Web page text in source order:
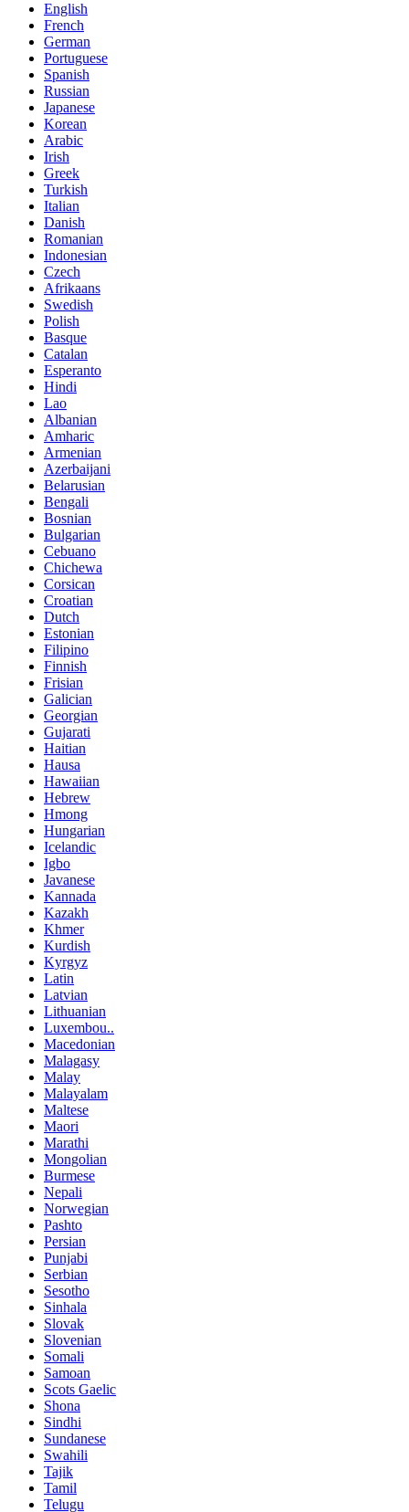
English
French
German
Portuguese
Spanish
Russian
Japanese
Korean
Arabic
Irish
Greek
Turkish
Italian
Danish
Romanian
Indonesian
Czech
Afrikaans
Swedish
Polish
Basque
Catalan
Esperanto
Hindi
Lao
Albanian
Amharic
Armenian
Azerbaijani
Belarusian
Bengali
Bosnian
Bulgarian
Cebuano
Chichewa
Corsican
Croatian
Dutch
Estonian
Filipino
Finnish
Frisian
Galician
Georgian
Gujarati
Haitian
Hausa
Hawaiian
Hebrew
Hmong
Hungarian
Icelandic
Igbo
Javanese
Kannada
Kazakh
Khmer
Kurdish
Kyrgyz
Latin
Latvian
Lithuanian
Luxembou..
Macedonian
Malagasy
Malay
Malayalam
Maltese
Maori
Marathi
Mongolian
Burmese
Nepali
Norwegian
Pashto
Persian
Punjabi
Serbian
Sesotho
Sinhala
Slovak
Slovenian
Somali
Samoan
Scots Gaelic
Shona
Sindhi
Sundanese
Swahili
Tajik
Tamil
Telugu